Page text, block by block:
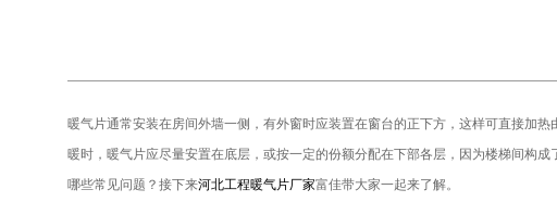
暖气片通常安装在房间外墙一侧，有外窗时应装置在窗台的正下方，这样可直接加
暖时，暖气片应尽量安置在底层，或按一定的份额分配在下部各层，因为楼梯间构
哪些常见问题？接下来河北工程暖气片厂家富佳带大家一起来了解。